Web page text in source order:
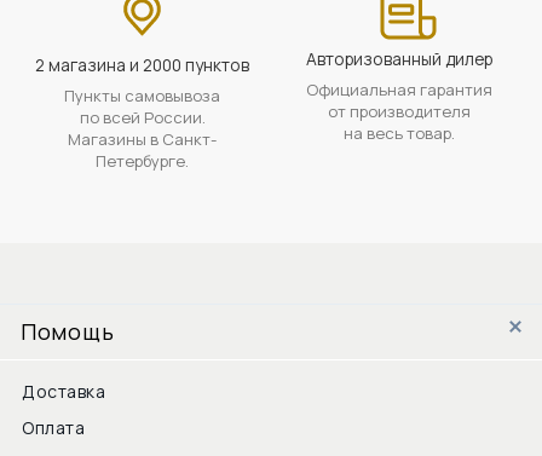
2 магазина и 2000 пунктов
Пункты самовывоза
по всей России.
Магазины в Санкт-
Петербурге.
Авторизованный дилер
Официальная гарантия
от производителя
на весь товар.
Помощь
Доставка
Оплата